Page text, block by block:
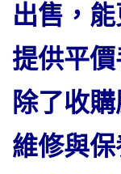
出售，
提供平
除了收
維修與保